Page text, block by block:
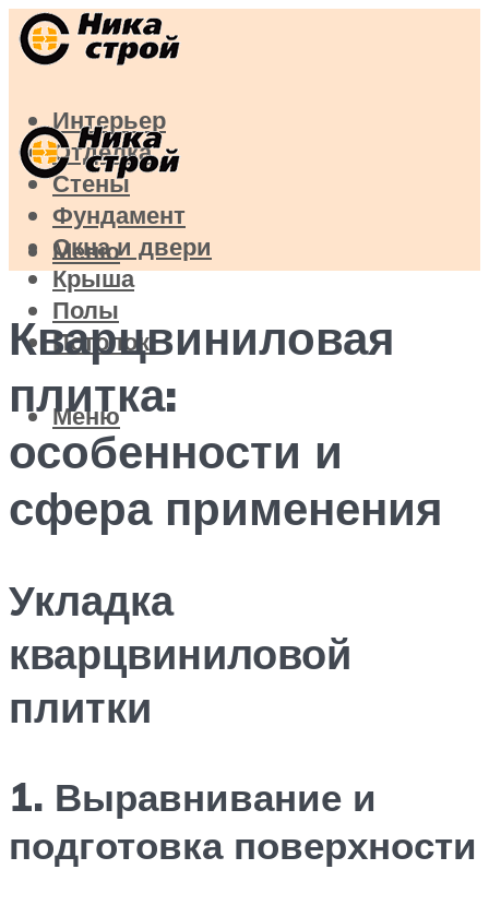
Интерьер
Отделка
Стены
Фундамент
Окна и двери
Крыша
Полы
Потолок
Меню
Меню
Кварцвиниловая
плитка:
особенности и
сфера применения
Укладка
кварцвиниловой
плитки
1. Выравнивание и
подготовка поверхности